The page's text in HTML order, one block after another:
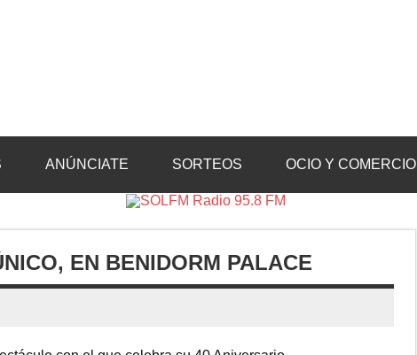
ANÚNCIATE SORTEOS OCIO Y COMERCIO
EN BENIDORM PALACE